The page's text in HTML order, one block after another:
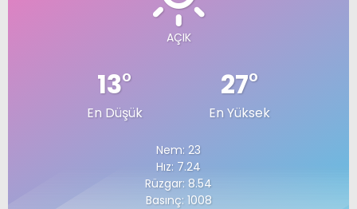
AÇIK
13°
En Düşük
27°
En Yüksek
Nem: 23
Hız: 7.24
Rüzgar: 8.54
Basınç: 1008